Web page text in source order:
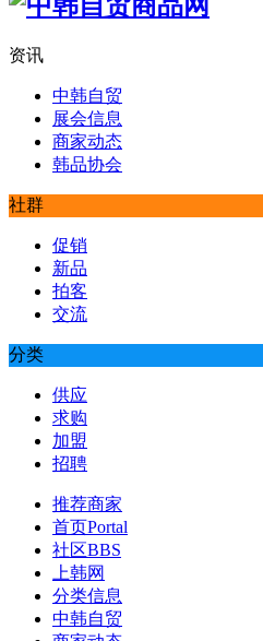
资讯
中韩自贸
展会信息
商家动态
韩品协会
社群
促销
新品
拍客
交流
分类
供应
求购
加盟
招聘
推荐商家
首页Portal
社区BBS
上韩网
分类信息
中韩自贸